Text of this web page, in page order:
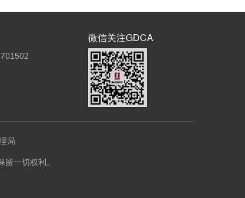
微信关注GDCA
局
一切权利。